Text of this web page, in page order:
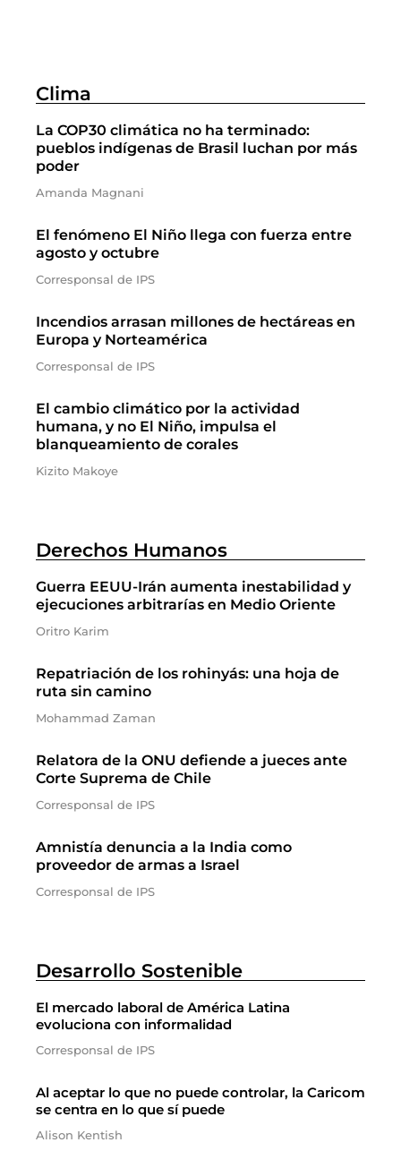
Clima
La COP30 climática no ha terminado:
pueblos indígenas de Brasil luchan por más
poder
Amanda Magnani
El fenómeno El Niño llega con fuerza entre
agosto y octubre
Corresponsal de IPS
Incendios arrasan millones de hectáreas en
Europa y Norteamérica
Corresponsal de IPS
El cambio climático por la actividad
humana, y no El Niño, impulsa el
blanqueamiento de corales
Kizito Makoye
Derechos Humanos
Guerra EEUU-Irán aumenta inestabilidad y
ejecuciones arbitrarías en Medio Oriente
Oritro Karim
Repatriación de los rohinyás: una hoja de
ruta sin camino
Mohammad Zaman
Relatora de la ONU defiende a jueces ante
Corte Suprema de Chile
Corresponsal de IPS
Amnistía denuncia a la India como
proveedor de armas a Israel
Corresponsal de IPS
Desarrollo Sostenible
El mercado laboral de América Latina
evoluciona con informalidad
Corresponsal de IPS
Al aceptar lo que no puede controlar, la Caricom
se centra en lo que sí puede
Alison Kentish